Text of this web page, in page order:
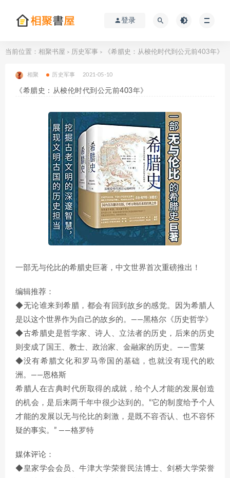
登录
当前位置： 相聚书屋 > 历史军事 > 《希腊史：从梭伦时代到公元前403年》
相聚 历史军事 2021-05-10
《希腊史：从梭伦时代到公元前403年》
一部无与伦比的希腊史巨著，中文世界首次重磅推出！
编辑推荐：
◆无论谁来到希腊，都会有回到故乡的感觉。因为希腊人
是以这个世界作为自己的故乡的。——黑格尔《历史哲学》
◆古希腊史是哲学家、诗人、立法者的历史，后来的历史
则变成了国王、教士、政治家、金融家的历史。——雪莱
◆没有希腊文化和罗马帝国的基础，也就没有现代的欧
洲。——恩格斯
希腊人在古典时代所取得的成就，给个人才能的发展创造
的机会，是后来两千年中很少达到的。“它的制度给予个人
才能的发展以无与伦比的刺激，是既不容否认、也不容怀
疑的事实。” ——格罗特
媒体评论：
◆皇家学会会员、牛津大学荣誉民法博士、剑桥大学荣誉